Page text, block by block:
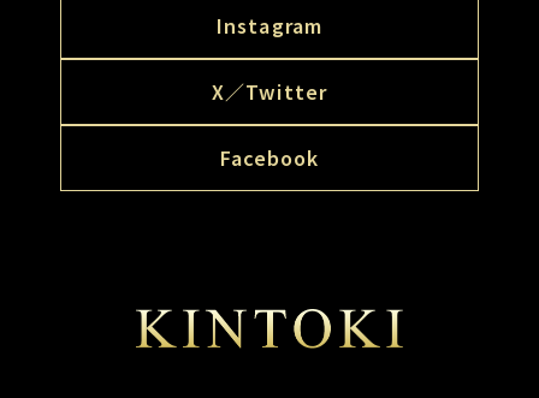
Instagram
X／Twitter
Facebook